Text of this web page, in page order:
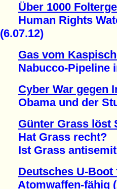
Über 1000
Human Rights
(6.07.12)
Gas vom
Nabucco-Pipeline
Cyber War gegen
Obama und der
Günter Grass löst
Hat Grass recht?
Ist Grass
Deutsches U-
Atomwaffen-fähig